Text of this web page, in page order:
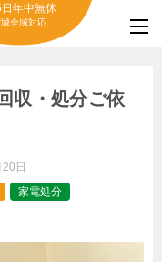
年中無休
全域対応
収・処分ご依
日
家電処分